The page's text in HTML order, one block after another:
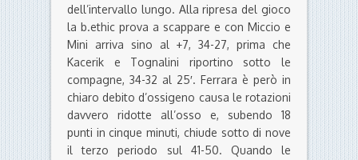
dell’intervallo lungo. Alla ripresa del gioco
la b.ethic prova a scappare e con Miccio e
Mini arriva sino al +7, 34-27, prima che
Kacerik e Tognalini riportino sotto le
compagne, 34-32 al 25′. Ferrara è però in
chiaro debito d’ossigeno causa le rotazioni
davvero ridotte all’osso e, subendo 18
punti in cinque minuti, chiude sotto di nove
il terzo periodo sul 41-50. Quando le